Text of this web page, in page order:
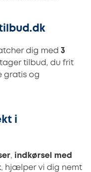
dig med 3
tilbud, du frit
gratis og
i
, indkørsel med
, hjælper vi dig nemt